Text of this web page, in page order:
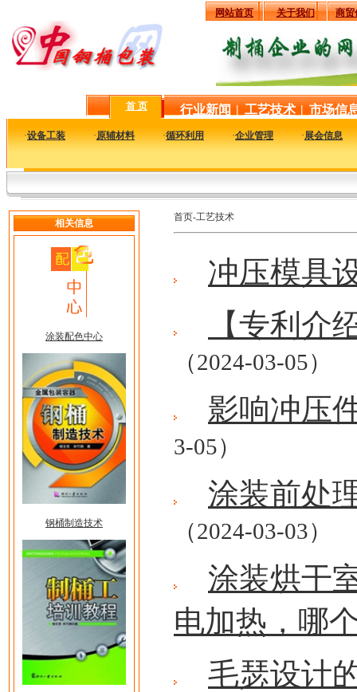
网站首页 关于我们 商贸
首 页 行业新闻 | 工艺技术 | 市场信
·设备工装 ·原辅材料 ·循环利用 ·企业管理 ·展会信息
相关信息
涂装配色中心
钢桶制造技术
首页-工艺技术
冲压模具
【专利介
（2024-03-05）
影响冲压
3-05）
涂装前处
（2024-03-03）
涂装烘干
电加热，哪
毛瑟设计